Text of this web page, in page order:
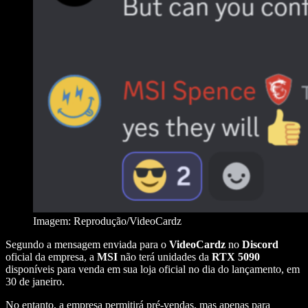
Imagem: Reprodução/VideoCardz
Segundo a mensagem enviada para o VideoCardz no Discord
oficial da empresa, a MSI não terá unidades da RTX 5090
disponíveis para venda em sua loja oficial no dia do lançamento, em
30 de janeiro.
No entanto, a empresa permitirá pré-vendas, mas apenas para